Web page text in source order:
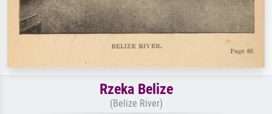
Rzeka Belize
(Belize River)